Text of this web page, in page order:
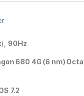
), 90Hz
680 4G (6 nm) Octa
7.2